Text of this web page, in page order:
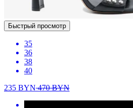
Быстрый просмотр
35
36
38
40
235 BYN470BYN